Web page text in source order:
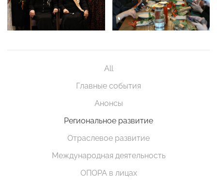
All
Главные события
Анонсы
Региональное развитие
Отраслевое развитие
Международная деятельность
ОПОРА в лицах